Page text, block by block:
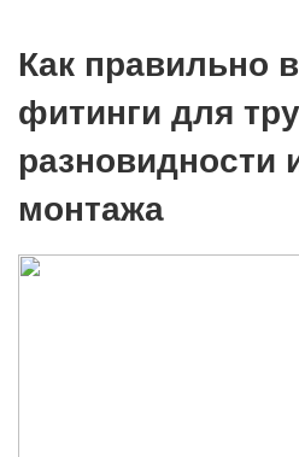
Как правильно
фитинги для
разновидности
монтажа